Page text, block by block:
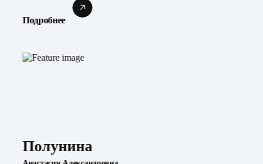
Подробнее
Полунина